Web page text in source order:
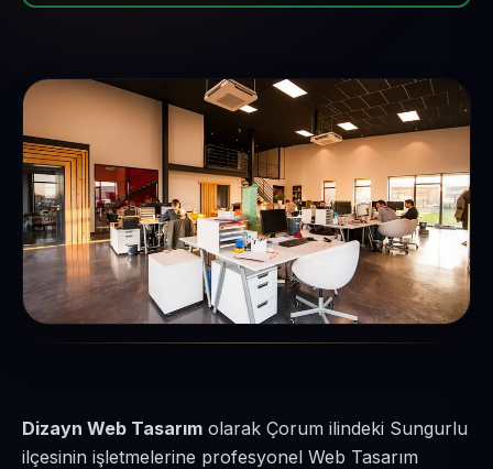
Dizayn Web Tasarım olarak Çorum ilindeki Sungurlu
ilçesinin işletmelerine profesyonel Web Tasarım